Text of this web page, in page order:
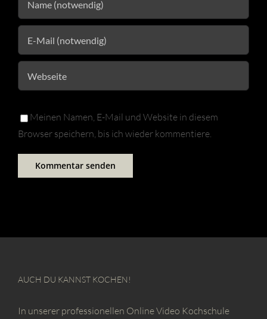
Meinen Namen, E-Mail und Website in diesem
Browser speichern, bis ich wieder kommentiere.
AUCH DU KANNST KOCHEN!
In unserer professionellen Online Video Kochschule